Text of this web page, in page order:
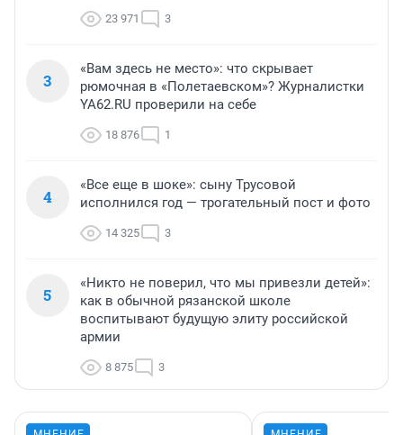
23 971 3
3
«Вам здесь не место»: что скрывает
рюмочная в «Полетаевском»? Журналистки
YA62.RU проверили на себе
18 876 1
4
«Все еще в шоке»: сыну Трусовой
исполнился год — трогательный пост и фото
14 325 3
5
«Никто не поверил, что мы привезли детей»:
как в обычной рязанской школе
воспитывают будущую элиту российской
армии
8 875 3